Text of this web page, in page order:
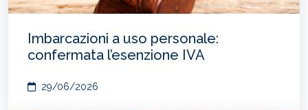
Imbarcazioni a uso personale:
confermata l’esenzione IVA
29/06/2026